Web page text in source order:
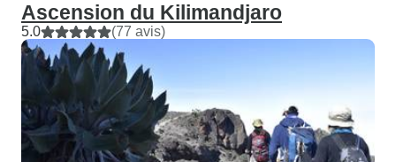
Ascension du Kilimandjaro
5.0 (77 avis)